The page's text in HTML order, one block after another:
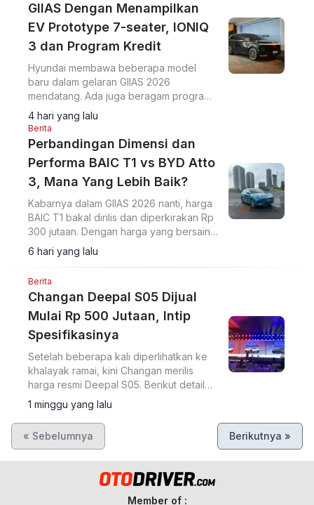
GIIAS Dengan Menampilkan
EV Prototype 7-seater, IONIQ
3 dan Program Kredit
Hyundai membawa beberapa model
baru dalam gelaran GIIAS 2026
mendatang. Ada juga beragam program
pembiayaan ringan yang mereka rilis.
4 hari yang lalu
Berita
Perbandingan Dimensi dan
Performa BAIC T1 vs BYD Atto
3, Mana Yang Lebih Baik?
Kabarnya dalam GIIAS 2026 nanti, harga
BAIC T1 bakal dirilis dan diperkirakan Rp
300 jutaan. Dengan harga yang bersaing
dengan BYD Atto 3, berikut
perbandingan keduanya.
6 hari yang lalu
Berita
Changan Deepal S05 Dijual
Mulai Rp 500 Jutaan, Intip
Spesifikasinya
Setelah beberapa kali diperlihatkan ke
khalayak ramai, kini Changan merilis
harga resmi Deepal S05. Berikut detail
harga dan spesifikasinya.
1 minggu yang lalu
« Sebelumnya Berikutnya »
Member of :